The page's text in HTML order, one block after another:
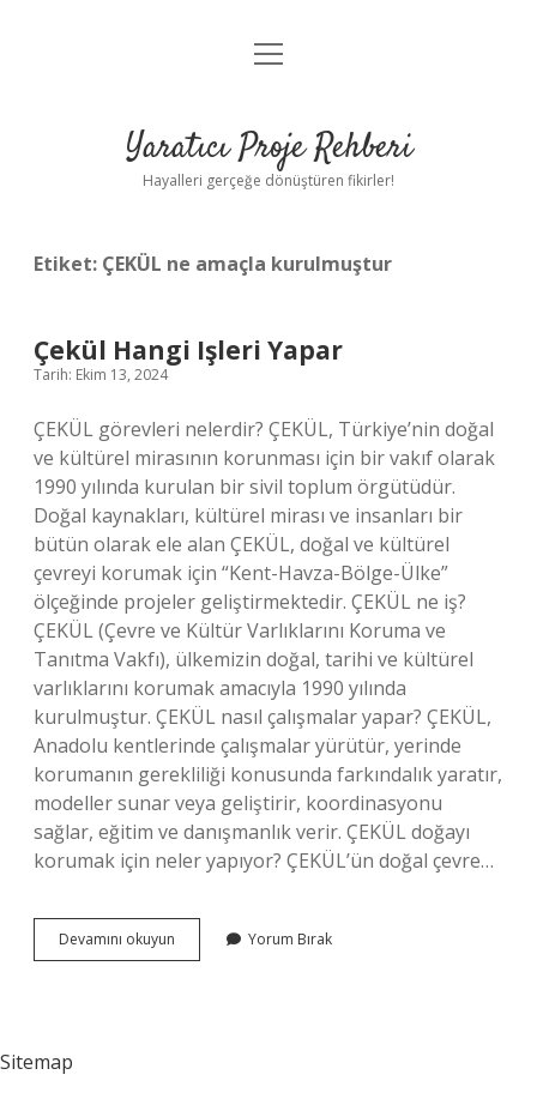
Anasayfa
Yasal Uyarı
menüyü
Yaratıcı Proje Rehberi
Hayalleri gerçeğe dönüştüren fikirler!
Etiket: ÇEKÜL ne amaçla kurulmuştur
Çekül Hangi Işleri Yapar
Tarih: Ekim 13, 2024
ÇEKÜL görevleri nelerdir? ÇEKÜL, Türkiye’nin doğal
ve kültürel mirasının korunması için bir vakıf olarak
1990 yılında kurulan bir sivil toplum örgütüdür.
Doğal kaynakları, kültürel mirası ve insanları bir
bütün olarak ele alan ÇEKÜL, doğal ve kültürel
çevreyi korumak için “Kent-Havza-Bölge-Ülke”
ölçeğinde projeler geliştirmektedir. ÇEKÜL ne iş?
ÇEKÜL (Çevre ve Kültür Varlıklarını Koruma ve
Tanıtma Vakfı), ülkemizin doğal, tarihi ve kültürel
varlıklarını korumak amacıyla 1990 yılında
kurulmuştur. ÇEKÜL nasıl çalışmalar yapar? ÇEKÜL,
Anadolu kentlerinde çalışmalar yürütür, yerinde
korumanın gerekliliği konusunda farkındalık yaratır,
modeller sunar veya geliştirir, koordinasyonu
sağlar, eğitim ve danışmanlık verir. ÇEKÜL doğayı
korumak için neler yapıyor? ÇEKÜL’ün doğal çevre…
Devamını okuyun
Hangi
Yorum Bırak
Sitemap